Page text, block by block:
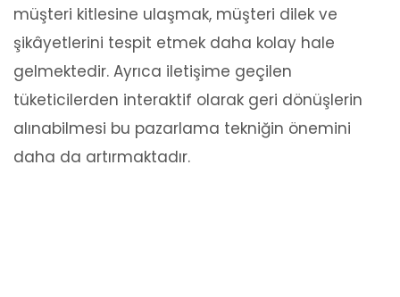
müşteri kitlesine ulaşmak, müşteri dilek ve
şikâyetlerini tespit etmek daha kolay hale
gelmektedir. Ayrıca iletişime geçilen
tüketicilerden interaktif olarak geri dönüşlerin
alınabilmesi bu pazarlama tekniğin önemini
daha da artırmaktadır.